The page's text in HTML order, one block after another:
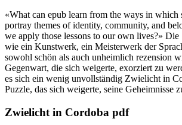
«What can epub learn from the ways in which
portray themes of identity, community, and
we apply those lessons to our own lives?»
wie ein Kunstwerk, ein Meisterwerk der
sowohl schön als auch unheimlich rezension
Gegenwart, die sich weigerte, exorziert zu
es sich ein wenig unvollständig Zwielicht in
Puzzle, das sich weigerte, seine Geheimnisse
Zwielicht in Cordoba pdf